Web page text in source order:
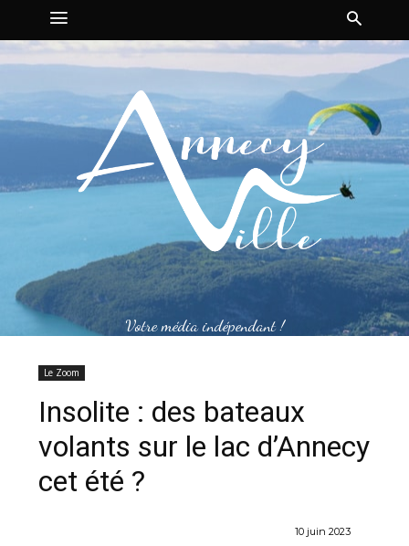
Votre média indépendant !
Le Zoom
Insolite : des bateaux
volants sur le lac d’Annecy
cet été ?
10 juin 2023